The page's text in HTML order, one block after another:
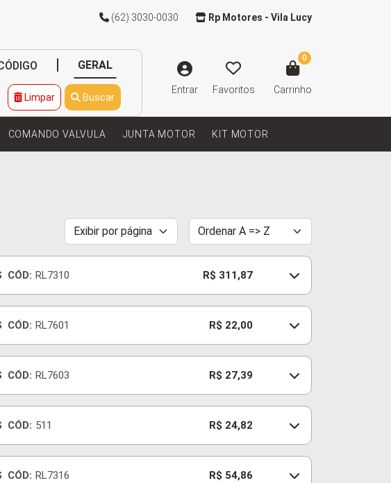
(62) 3030-0030 Rp Motores - Vila Lucy
GERAL
Limpar Buscar
Entrar Favoritos
0
Carrinho
COMANDO VALVULA JUNTA MOTOR KIT MOTOR
CÓD: RL7310 R$ 311,87
CÓD: RL7601 R$ 22,00
CÓD: RL7603 R$ 27,39
CÓD: 511 R$ 24,82
CÓD: RL7316 R$ 54,86